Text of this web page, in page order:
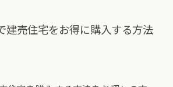
建売住宅をお得に購入する方法